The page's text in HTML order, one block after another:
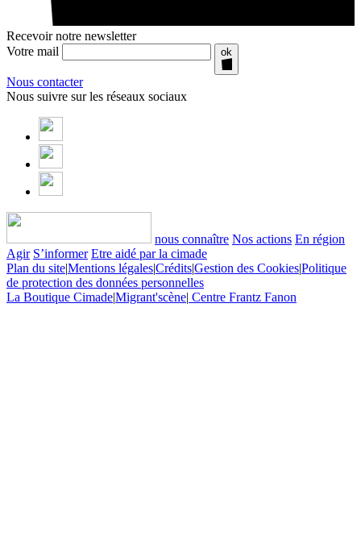
Recevoir notre newsletter
Votre mail
ok
Nous contacter
Nous suivre sur les réseaux sociaux
nous connaître Nos actions En région
Agir S’informer Etre aidé par la cimade
Plan du site|Mentions légales|Crédits|Gestion des Cookies|Politique
de protection des données personnelles
La Boutique Cimade|Migrant'scène| Centre Frantz Fanon